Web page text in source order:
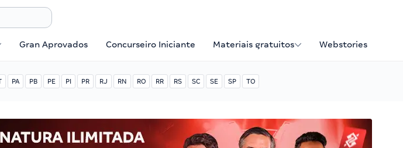
Gran Aprovados Concurseiro Iniciante Materiais gratuitos Webstories
PA PB PE PI PR RJ RN RO RR RS SC SE SP TO